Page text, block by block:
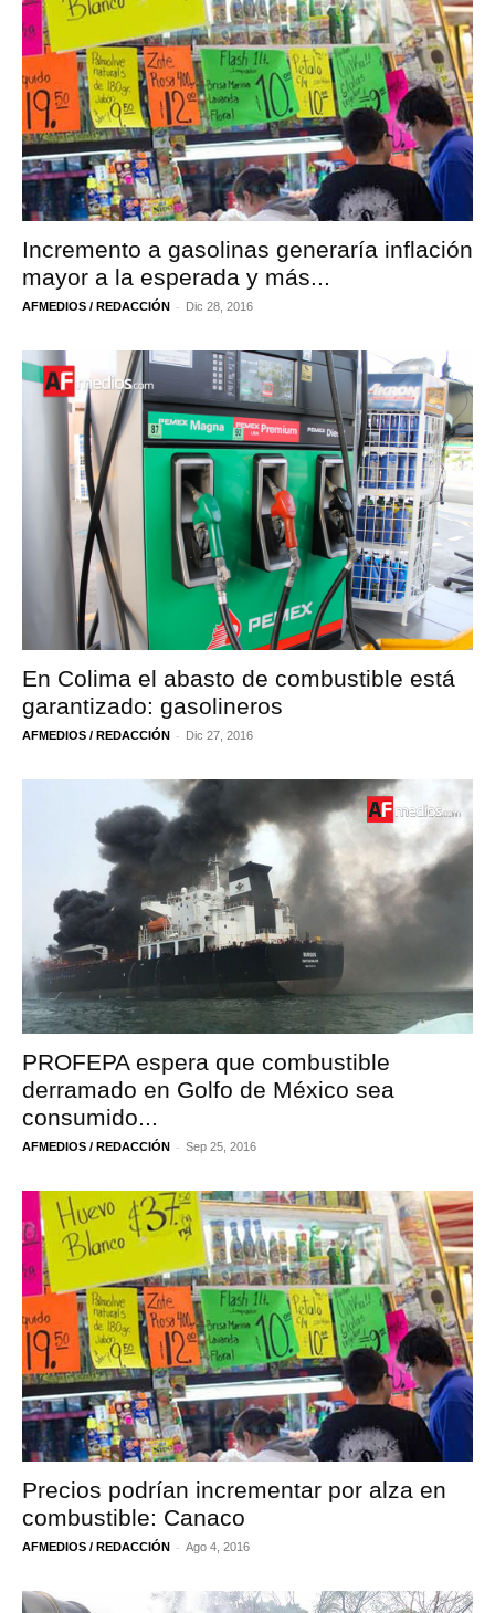
Incremento a gasolinas generaría inflación
mayor a la esperada y más...
AFMEDIOS / REDACCIÓN - Dic 28, 2016
En Colima el abasto de combustible está
garantizado: gasolineros
AFMEDIOS / REDACCIÓN - Dic 27, 2016
PROFEPA espera que combustible
derramado en Golfo de México sea
consumido...
AFMEDIOS / REDACCIÓN - Sep 25, 2016
Precios podrían incrementar por alza en
combustible: Canaco
AFMEDIOS / REDACCIÓN - Ago 4, 2016